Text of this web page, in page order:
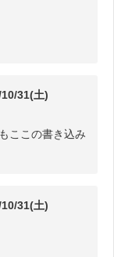
31(土)
ここの書き込み
31(土)